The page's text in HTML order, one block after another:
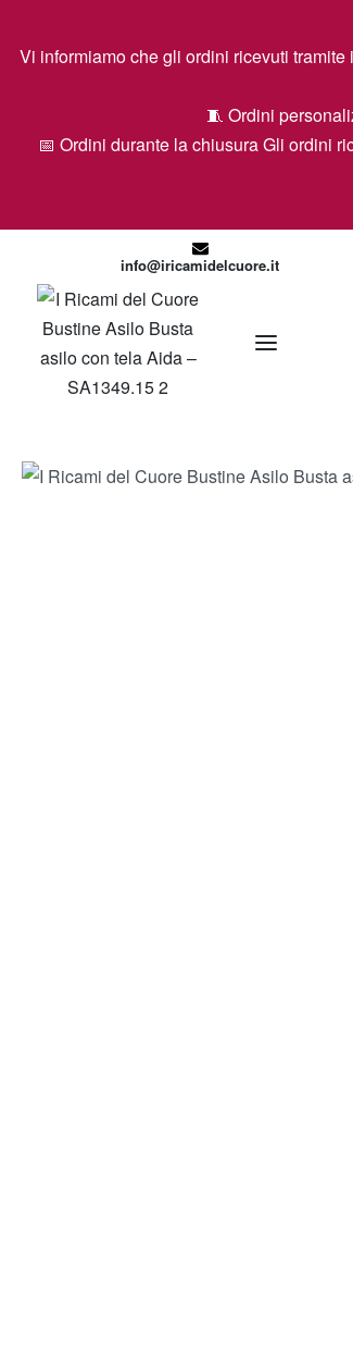
Vi informiamo che gli ordini ricevuti
🧵 Ordini
📅 Ordini durante la chiusura Gli ordini
info@iricamidelcuore.it